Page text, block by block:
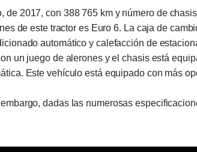
de 2017, con 388 765 km y número de
de este tractor es Euro 6. La caja de
automático y calefacción de
un juego de alerones y el chasis está
Este vehículo está equipado con más
dadas las numerosas